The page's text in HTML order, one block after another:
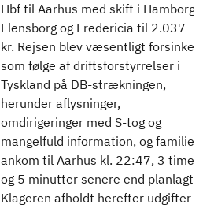
Hbf til Aarhus med skift i Hamborg,
Flensborg og Fredericia til 2.037
kr. Rejsen blev væsentligt forsinket
som følge af driftsforstyrrelser i
Tyskland på DB-strækningen,
herunder aflysninger,
omdirigeringer med S-tog og
mangelfuld information, og familien
ankom til Aarhus kl. 22:47, 3 timer
og 5 minutter senere end planlagt.
Klageren afholdt herefter udgifter